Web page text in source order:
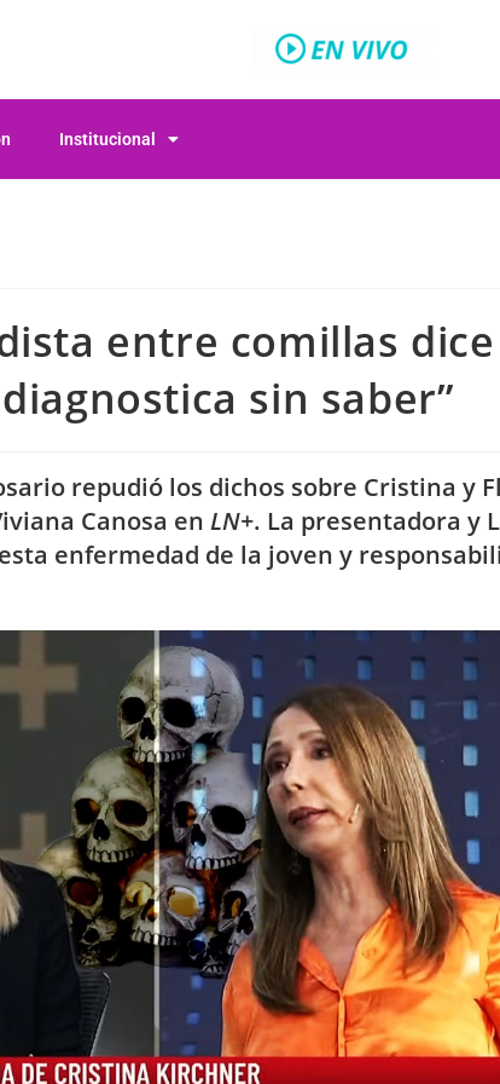
Institucional
entre comillas dice
sin saber”
repudió los dichos sobre Cristina y
Canosa en LN+. La presentadora y
enfermedad de la joven y